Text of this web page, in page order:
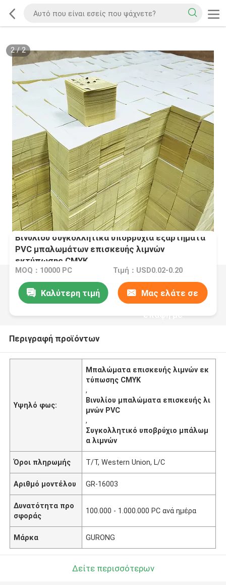
2/2
Βινυλίου συγκολλητικά υποβρύχια εξαρτήματα
PVC μπαλωμάτων επισκευής λιμνών
εκτύπωσης CMYK
MOQ：10000 PC Τιμή：USD0.02-0.20
Καλύτερη τιμή Μας ελάτε σε
επαφή με
Περιγραφή προϊόντων
Υψηλό φως:
Μπαλώματα επισκευής λιμνών εκ
τύπωσης CMYK
,
Βινυλίου μπαλώματα επισκευής λι
μνών PVC
,
Συγκολλητικό υποβρύχιο μπάλωμ
α λιμνών
Όροι πληρωμής T/T, Western Union, L/C
Αριθμό μοντέλου GR-16003
Δυνατότητα προ
σφοράς
100.000 - 1.000.000 PC ανά ημέρα
Μάρκα GURONG
Δείτε περισσότερων